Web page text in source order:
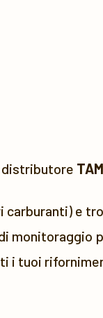
distributore
carburanti) e
tuoi